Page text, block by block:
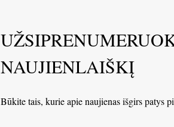
NAUJIENLAIŠKĮ
Būkite tais, kurie apie naujienas išgirs patys